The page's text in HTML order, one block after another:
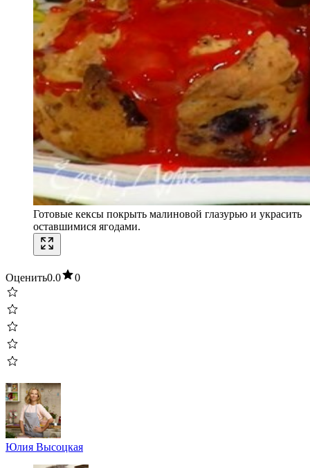
Готовые кексы покрыть малиновой глазурью и украсить
оставшимися ягодами.
Оценить0.0 0
Юлия Высоцкая